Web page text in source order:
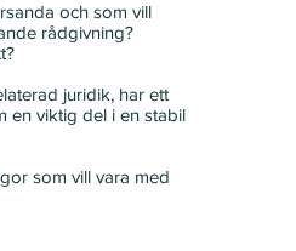
och som vill
rådgivning?
juridik, har ett
en viktig del i en stabil
som vill vara med